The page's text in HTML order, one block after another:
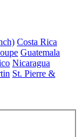
Costa Rica
Guatemala
Nicaragua
St. Pierre &